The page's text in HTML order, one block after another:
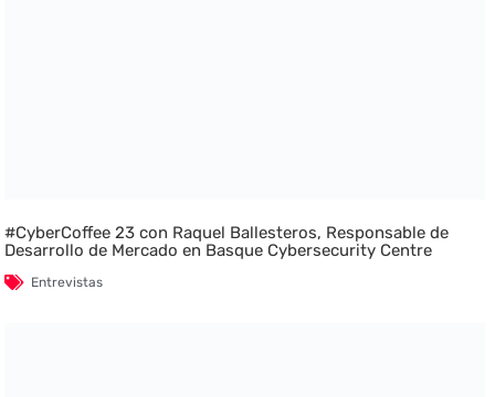
#CyberCoffee 23 con Raquel Ballesteros, Responsable de
Desarrollo de Mercado en Basque Cybersecurity Centre
Entrevistas